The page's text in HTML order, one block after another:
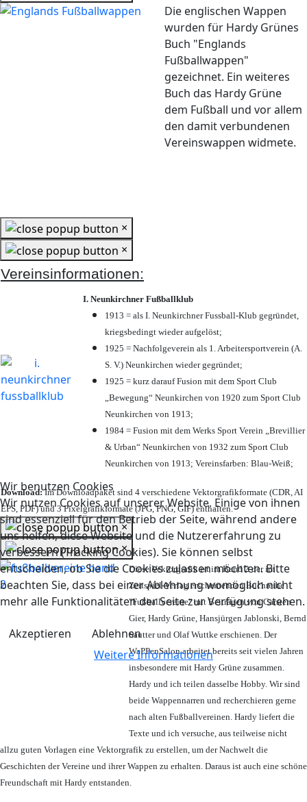
Wir benutzen Cookies
Wir nutzen Cookies auf unserer Website. Einige von ihnen
sind essenziell für den Betrieb der Seite, während andere
uns helfen, diese Website und die Nutzererfahrung zu
verbessern (Tracking Cookies). Sie können selbst
entscheiden, ob Sie die Cookies zulassen möchten. Bitte
beachten Sie, dass bei einer Ablehnung womöglich nicht
mehr alle Funktionalitäten der Seite zur Verfügung stehen.
Akzeptieren
Ablehnen
Weitere Informationen
Die englischen Wappen
wurden für Hardy Grünes
Buch "Englands
Fußballwappen"
gezeichnet. Ein weiteres
Buch das Hardy Grüne
dem Fußball und vor allem
den damit verbundenen
Vereinswappen widmete.
×
×
Vereinsinformationen:
I. Neunkirchner Fußballklub
1913 = als I. Neunkirchner Fussball-Klub gegründet,
kriegsbedingt wieder aufgelöst;
1925 = Nachfolgeverein als 1. Arbeitersportverein (A.
S. V.) Neunkirchen wieder gegründet;
1925 = kurz darauf Fusion mit dem Sport Club
„Bewegung“ Neunkirchen von 1920 zum Sport Club
Neunkirchen von 1913;
1984 = Fusion mit dem Werks Sport Verein „Brevillier
& Urban“ Neunkirchen von 1932 zum Sport Club
Neunkirchen von 1913; Vereinsfarben: Blau-Weiß;
Download:Im Downloadpaket sind 4 verschiedene Vektorgrafikformate (CDR, AI
EPS, PDF) und 3 Pixelgrafikformate (JPG, PNG, GIF) enthalten.
×
×
Diese Vektorgrafik ist im Band 2 der im
Zeitspiel-Verlag erscheinenden Buchreihe
"Fußballvereine" mit Beiträgen von Carsten
Gier, Hardy Grüne, Hansjürgen Jablonski, Bernd
Sautter und Olaf Wuttke erschienen. Der
WaPPenSalon arbeitet bereits seit vielen Jahren
insbesondere mit Hardy Grüne zusammen.
Hardy und ich teilen dasselbe Hobby. Wir sind
beide Wappennarren und recherchieren gerne
nach alten Fußballvereinen. Hardy liefert die
Texte und ich versuche, aus teilweise nicht
allzu guten Vorlagen eine Vektorgrafik zu erstellen, um der Nachwelt die
Geschichten der Vereine und ihrer Wappen zu erhalten. Daraus ist auch eine schöne
Freundschaft mit Hardy entstanden.